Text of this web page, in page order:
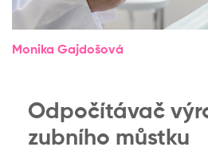
Monika Gajdošová
Odpočítávač
zubního můstku